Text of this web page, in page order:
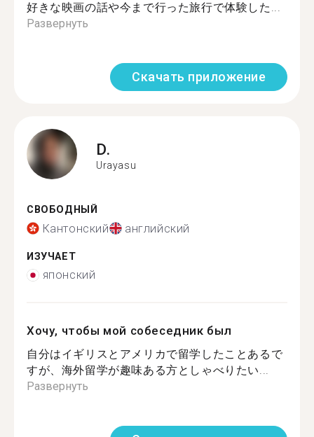
好きな映画の話や今まで行った旅行で体験した...
Развернуть
Скачать приложение
D.
Urayasu
СВОБОДНЫЙ
Кантонский английский
ИЗУЧАЕТ
японский
Хочу, чтобы мой собеседник был
自分はイギリスとアメリカで留学したことあるで
すが、海外留学が趣味ある方としゃべりたい...
Развернуть